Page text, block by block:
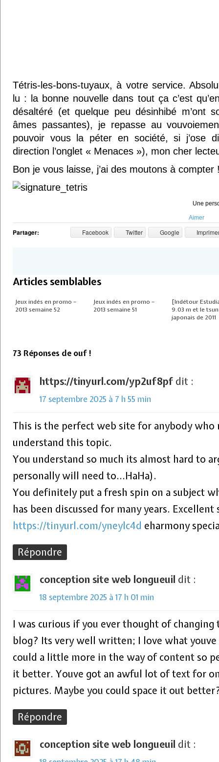
Tétris-les-bons-tuyaux, à votre service.
lu : la bonne nouvelle dans tout ça c’est
désaltéré (et quelque peu désinhibé m’ont
âmes passantes), je repasse au
pouvoir vous la péter en société, si j’ose
direction l’onglet « Menaces »), mon cher
Bon je vous laisse, j’ai des moutons à compter
Une
Aimer
Partager: Facebook Twitter Google
Articles semblables
Jeux indés en promo –
2013 semaine 52
Jeux indés en promo –
2013 semaine 51
[Indétour
9.03 m et le
japonais de 2011
73 Réponses de ouf !
https://tinyurl.com/yp2uf8pf dit :
17 septembre 2025 à 7 h 55 min
This is the perfect web site for anybody who
understand this topic.
You understand so much its almost hard to
personally will need to…HaHa).
You definitely put a fresh spin on a subject
has been discussed for many years.
https://tinyurl.com/yneylc4d eharmony
Répondre
conception site web longueuil dit :
18 septembre 2025 à 17 h 01 min
I was curious if you ever thought of
blog? Its very well written; I love what youve
could a little more in the way of content so
it better. Youve got an awful lot of text for
pictures. Maybe you could space it out
Répondre
conception site web longueuil dit :